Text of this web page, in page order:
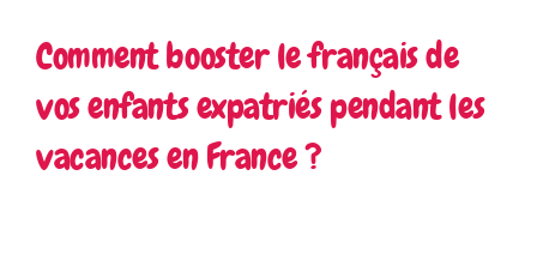
Comment booster le français de
vos enfants expatriés pendant les
vacances en France ?